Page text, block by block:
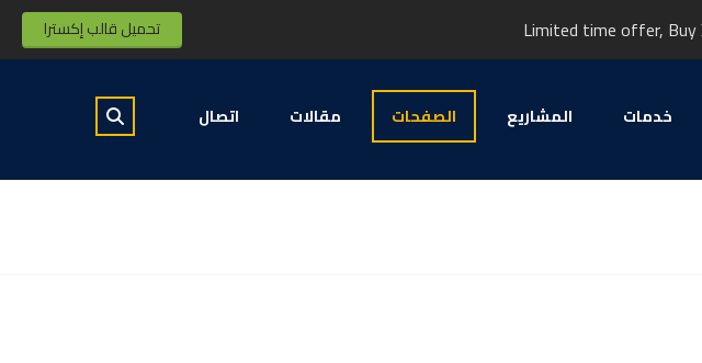
Limited time offer, تحميل قالب إكسترا
خدمات المشاریع الصفحات مقالات اتصال